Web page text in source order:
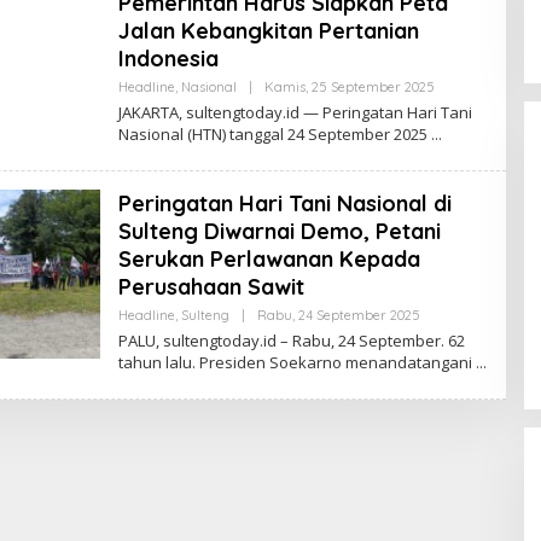
Jalan Kebangkitan Pertanian
Indonesia
Headline, Nasional Kamis, 25 September 2025Oleh
Today
JAKARTA, sultengtoday.id — Peringatan Hari Tani
Nasional (HTN) tanggal 24 September 2025
Peringatan Hari Tani Nasional di
Sulteng Diwarnai Demo, Petani
Serukan Perlawanan Kepada
Perusahaan Sawit
Headline, Sulteng Rabu, 24 September 2025Oleh
Today
PALU, sultengtoday.id – Rabu, 24 September. 62
tahun lalu. Presiden Soekarno menandatangani
Momentum Harlah PKB ke-28,
Perempuan Bangsa Gelar Dua
Agenda Akbar Perkuat Mesin
Organisasi
Di Headline, Politika | Kamis, 23 Juli 2026